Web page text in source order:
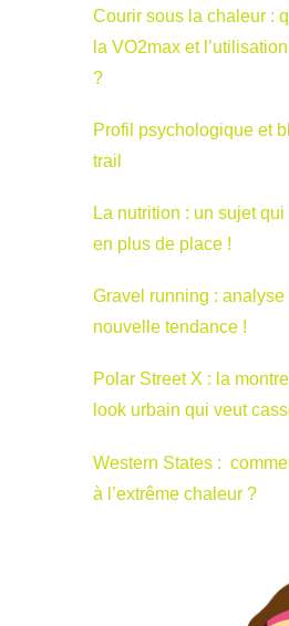
Courir sous la chaleur :
la VO2max et
?
Profil psychologique et
trail
La nutrition : un sujet
en plus de place !
Gravel running : analyse
nouvelle tendance !
Polar Street X : la
look urbain qui veut
Western States :
à l’extrême chaleur ?